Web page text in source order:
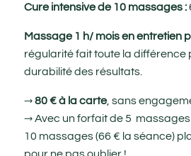
Cure intensive de 10 massages :
Massage 1 h/ mois en entretien
régularité fait toute la différence
durabilité des résultats.
→80 € à la carte, sans
→ Avec un forfait de 5 massages
10 massages (66 € la séance)